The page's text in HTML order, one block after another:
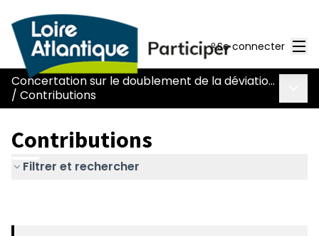
Se connecter
Concertation sur le doublement de la déviation de Chaumes-en-Retz - route Nantes-Pornic
/ Contributions
Contributions
Filtrer et rechercher